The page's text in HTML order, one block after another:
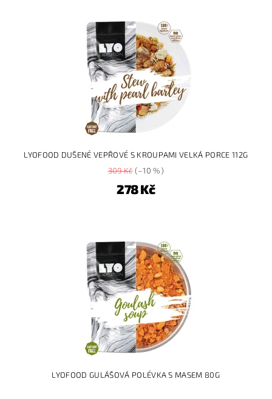
LYOFOOD DUŠENÉ VEPŘOVÉ S KROUPAMI VELKÁ PORCE 112G
309 Kč(–10 %)
278 Kč
LYOFOOD GULÁŠOVÁ POLÉVKA S MASEM 80G